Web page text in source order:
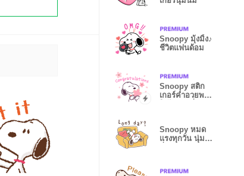
Snoopy มุ้งมิ้ง♪
ชีวิตแฟนด้อม
Snoopy สติก
เกอร์คำอวยพร
Snoopy หมด
แรงทุกวัน นุ่ม